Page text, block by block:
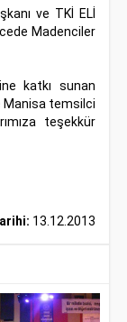
ve TKİ ELİ
Madenciler
katkı sunan
Manisa temsilci
teşekkür
13.12.2013